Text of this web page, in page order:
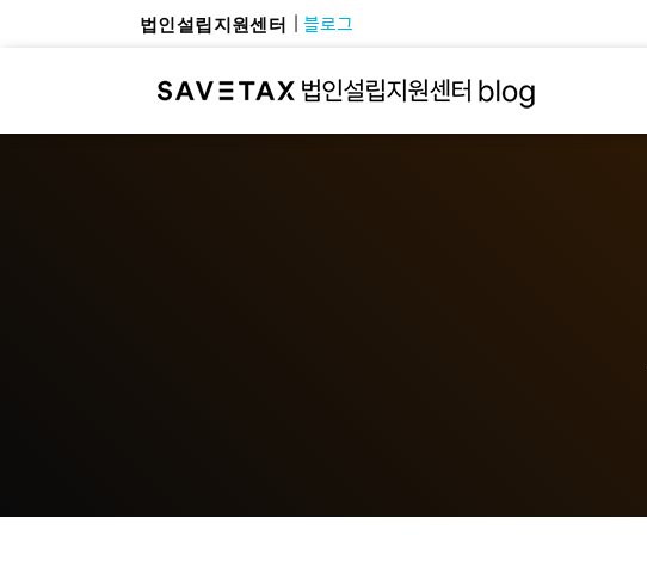
법인설립지원센터 블로그